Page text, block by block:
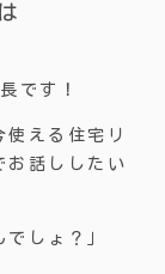
です！
える住宅リ
お話ししたい
しょ？」